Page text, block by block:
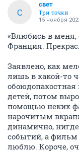
С
свет
Три точки
15 ноября
«Влюбись в
Франция.
Заявлено, как
лишь в какой-то
обоюдопакостная
детей, потом
помощью неких
нарочитым
динамично,
событий, а фильм
люблю. Короче,